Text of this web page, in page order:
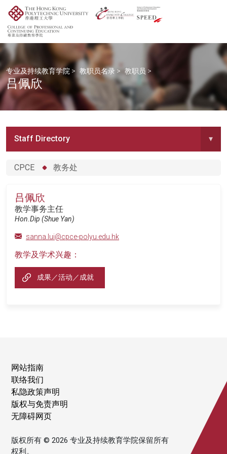
专业及持续教育学院 > 教职员名录 > 教职员 >
吕佩欣
Staff Directory ▾
CPCE 教务处
吕佩欣
教学事务主任
Hon.Dip (Shue Yan)
sanna.lui@cpce-polyu.edu.hk
教学及学术兴趣：
成果／活动／成就
网站指南
联络我们
私隐政策声明
版权与免责声明
无障碍网页
版权所有 © 2026 专业及持续教育学院保留所有
权利。